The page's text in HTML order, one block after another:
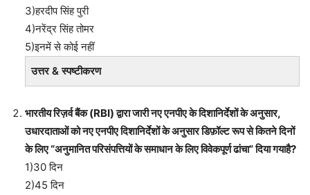
3)हरदीप सिंह पुरी
4)नरेंद्र सिंह तोमर
5)इनमें से कोई नहीं
उत्तर & स्पष्टीकरण
भारतीय रिज़र्व बैंक (RBI) द्वारा जारी नए एनपीए के दिशानिर्देशों के अनुसार,
उधारदाताओं को नए एनपीए दिशानिर्देशों के अनुसार डिफ़ॉल्ट रूप से कितने दिनों
के लिए “अनुमानित परिसंपत्तियों के समाधान के लिए विवेकपूर्ण ढांचा” दिया गयाहै?
1)30 दिन
2)45 दिन